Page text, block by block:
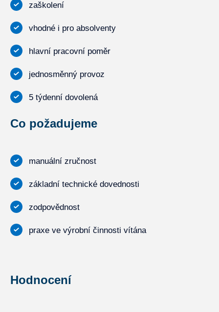
zaškolení
vhodné i pro absolventy
hlavní pracovní poměr
jednosměnný provoz
5 týdenní dovolená
Co požadujeme
manuální zručnost
základní technické dovednosti
zodpovědnost
praxe ve výrobní činnosti vítána
Hodnocení